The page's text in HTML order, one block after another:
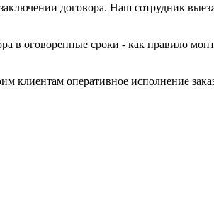
договора. Наш сотрудник
в оговоренные сроки - как правило
клиентам оперативное исполнение